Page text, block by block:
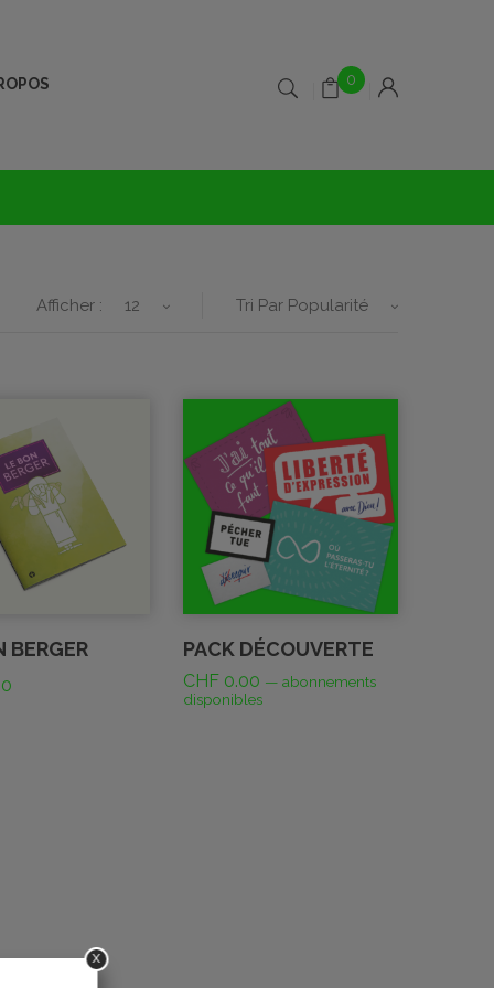
0
Tri Par Popularité
Afficher : 12
BERGER PACK DÉCOUVERTE
CHF 0.00 — abonnements
disponibles
x